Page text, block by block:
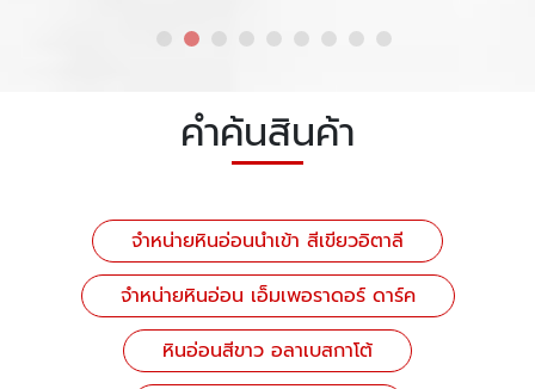
คำค้นสินค้า
จำหน่ายหินอ่อนนำเข้า สีเขียวอิตาลี
จำหน่ายหินอ่อน เอ็มเพอราดอร์ ดาร์ค
หินอ่อนสีขาว อลาเบสกาโต้